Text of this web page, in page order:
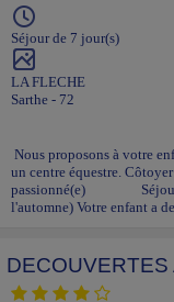
Séjour de 7 jour(s)
LA FLECHE
Sarthe - 72
Nous proposons à votre
un centre équestre.
passionné(e) Séjours
l'automne) Votre enfant a